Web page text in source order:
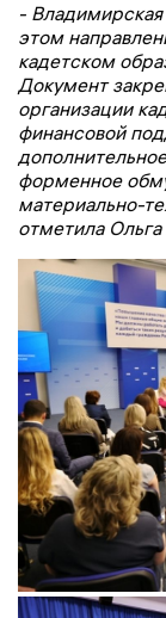
-
этом
кадетском
Документ
организации
финансовой
форменное
материально-
отметила